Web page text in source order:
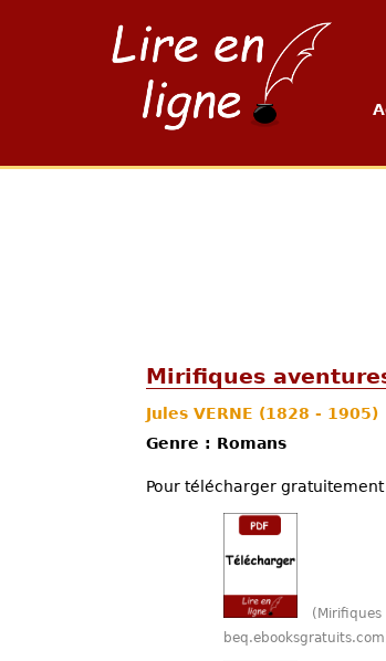
Mirifiques
Jules VERNE (1828 - 1905)
Genre : Romans
Pour télécharger